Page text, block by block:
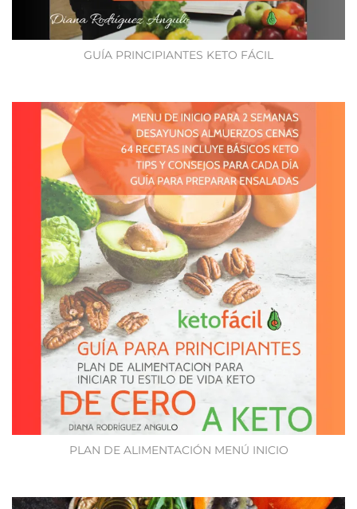
GUÍA PRINCIPIANTES KETO FÁCIL
PLAN DE ALIMENTACIÓN MENÚ INICIO